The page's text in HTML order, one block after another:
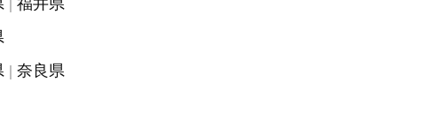
福井県
奈良県